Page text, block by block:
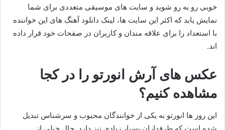
خوبی رو به رو شوید و سایت های موسیقی متعددی برای شما
نمایش یابد که اکثر این سایت ها، لینک دانلود آهنگ های این خواننده
با استعداد را برای علاقه مندان و کاربران در صفحات خود قرار داده
اند.
عکس های آرش انورتو را در کجا
مشاهده کنیم؟
این روز ها انورتو به یکی از خوانندگان محبوب و سرشناس تبدیل